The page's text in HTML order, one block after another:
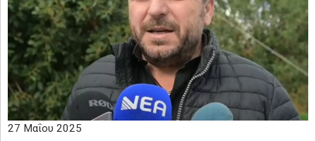
27 Μαΐου 2025